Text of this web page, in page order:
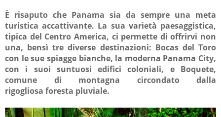
È risaputo che Panama sia da sempre una meta
turistica accattivante. La sua varietà paesaggistica,
tipica del Centro America, ci permette di offrirvi non
una, bensì tre diverse destinazioni: Bocas del Toro
con le sue spiagge bianche, la moderna Panama City,
con i suoi suntuosi edifici coloniali, e Boquete,
comune di montagna circondato dalla
rigogliosa foresta pluviale.